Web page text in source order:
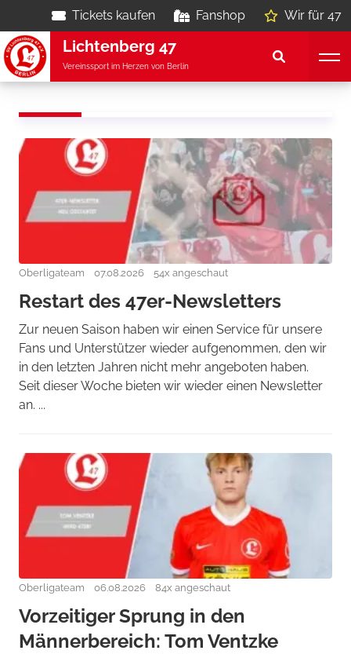
Tickets kaufen Fanshop Wir für 47
Lichtenberg 47
Vereinssport im Herzen von Berlin
Oberligateam 07.08.2026 54x angeschaut
Restart des 47er-Newsletters
Zur neuen Saison haben wir einen Service für unsere
Fans und Unterstützer wieder aufgenommen, den wir
in den letzten Jahren nicht mehr angeboten haben.
Seit dieser Woche bieten wir wieder einen Newsletter
an. ...
Oberligateam 06.08.2026 84x angeschaut
Vorzeitiger Sprung in den
Männerbereich: Tom Ventzke